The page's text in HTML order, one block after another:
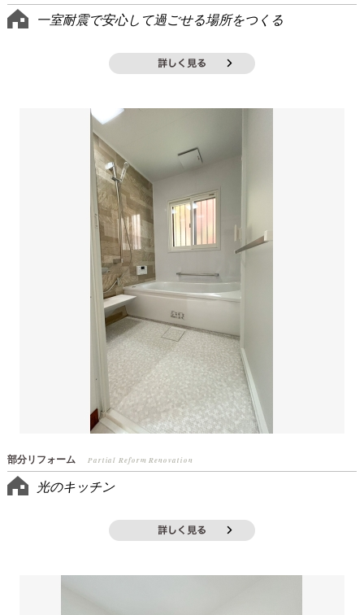
一室耐震で安心して過ごせる場所をつくる
部分リフォーム Partial Reform Renovation
光のキッチン